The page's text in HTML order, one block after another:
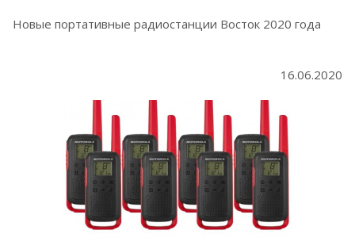
Новые портативные радиостанции Восток 2020 года
16.06.2020